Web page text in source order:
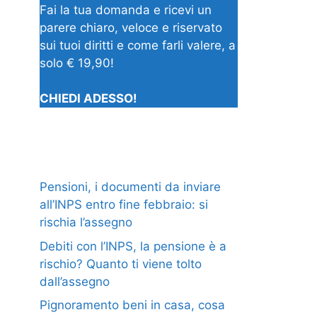
Fai la tua domanda e ricevi un
parere chiaro, veloce e riservato
sui tuoi diritti e come farli valere, a
solo € 19,90!
CHIEDI ADESSO!
Pensioni, i documenti da inviare
all’INPS entro fine febbraio: si
rischia l’assegno
Debiti con l’INPS, la pensione è a
rischio? Quanto ti viene tolto
dall’assegno
Pignoramento beni in casa, cosa